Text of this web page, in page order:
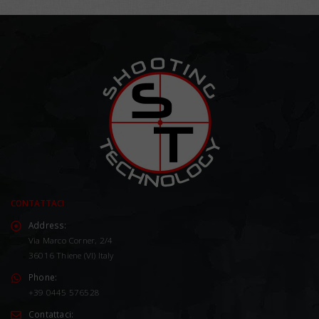
CONTATTACI
Address:
Via Marco Corner, 2/4
36016 Thiene (VI) Italy
Phone:
+39 0445 576528
Contattaci: